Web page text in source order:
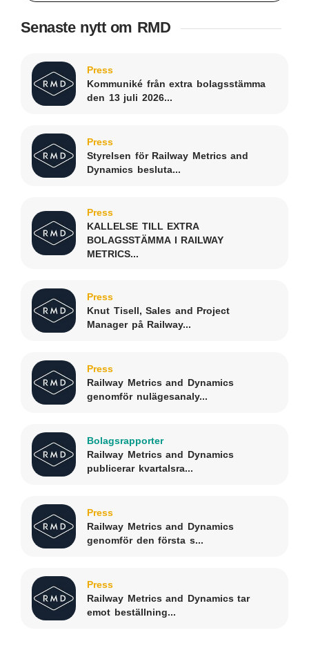
Senaste nytt om RMD
Press
Kommuniké från extra bolagsstämma
den 13 juli 2026...
Press
Styrelsen för Railway Metrics and
Dynamics besluta...
Press
KALLELSE TILL EXTRA
BOLAGSSTÄMMA I RAILWAY
METRICS...
Press
Knut Tisell, Sales and Project
Manager på Railway...
Press
Railway Metrics and Dynamics
genomför nulägesanaly...
Bolagsrapporter
Railway Metrics and Dynamics
publicerar kvartalsra...
Press
Railway Metrics and Dynamics
genomför den första s...
Press
Railway Metrics and Dynamics tar
emot beställning...